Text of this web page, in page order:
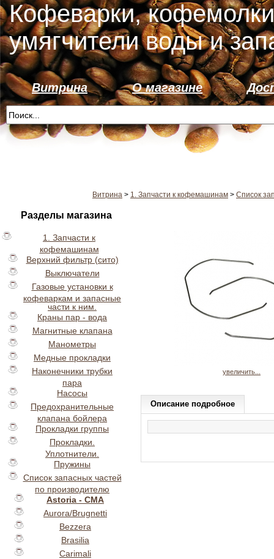
Кофеварки,
умягчители воды и
Витрина О магазине
Витрина > 1. Запчасти к кофемашинам > Список
Разделы магазина
1. Запчасти к
кофемашинам
Верхний фильтр (сито)
Выключатели
Газовые установки к
кофеваркам и запасные
части к ним.
Краны пар - вода
Магнитные клапана
Манометры
Медные прокладки
Наконечники трубки
пара
Насосы
Предохранительные
клапана бойлера
Прокладки группы
Прокладки.
Уплотнители.
Пружины
Список запасных частей
по производителю
Astoria - CMA
Aurora/Brugnetti
Bezzera
Brasilia
Carimali
увеличить...
Описание подробное